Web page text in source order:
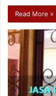
Read More »